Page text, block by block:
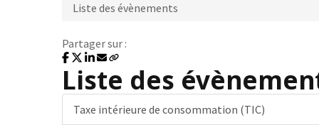
Liste des évènements
Partager sur :
Liste des
Taxe intérieure de consommation (TIC)